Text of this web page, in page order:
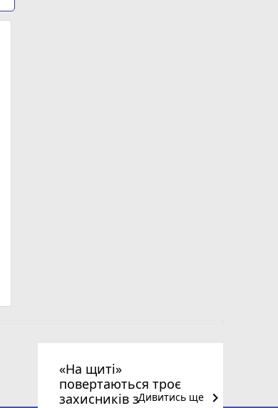
«На щиті»
повертаються троє
захисників зДивитись ще keyboard_arrow_right